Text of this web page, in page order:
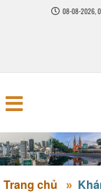
08-08-2026,
Trang chủ